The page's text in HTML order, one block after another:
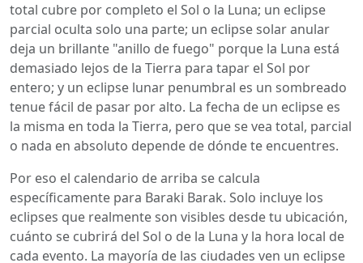
total cubre por completo el Sol o la Luna; un eclipse
parcial oculta solo una parte; un eclipse solar anular
deja un brillante "anillo de fuego" porque la Luna está
demasiado lejos de la Tierra para tapar el Sol por
entero; y un eclipse lunar penumbral es un sombreado
tenue fácil de pasar por alto. La fecha de un eclipse es
la misma en toda la Tierra, pero que se vea total, parcial
o nada en absoluto depende de dónde te encuentres.
Por eso el calendario de arriba se calcula
específicamente para Baraki Barak. Solo incluye los
eclipses que realmente son visibles desde tu ubicación,
cuánto se cubrirá del Sol o de la Luna y la hora local de
cada evento. La mayoría de las ciudades ven un eclipse